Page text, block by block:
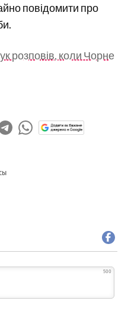
повідомити про
розповів, коли Чорне
500